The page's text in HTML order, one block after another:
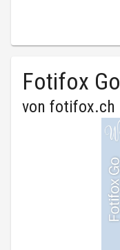
Fotifox Go
von fotifox.ch